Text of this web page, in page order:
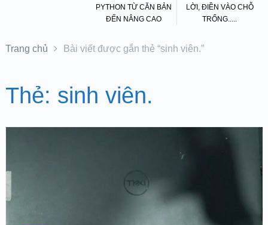
PYTHON TỪ CĂN BẢN
ĐẾN NÂNG CAO
LỜI, ĐIỀN VÀO CHỖ
TRỐNG.....
Trang chủ Bài viết được gắn thẻ “sinh viên.”
Thẻ: sinh viên.